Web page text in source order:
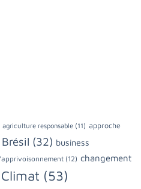
agriculture responsable (11) approche
Brésil (32) business
(12) changement
Climat (53)